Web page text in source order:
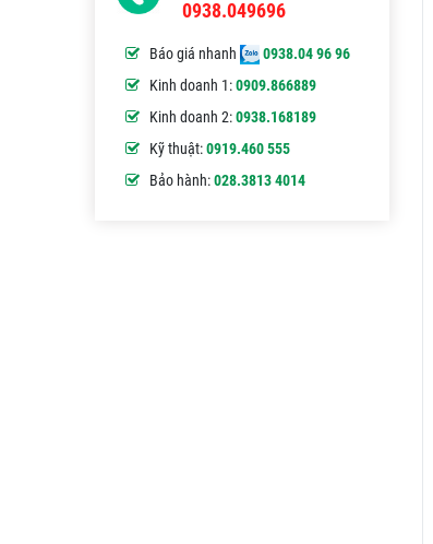
0938.049696
Báo giá nhanh
0938.04 96 96
Kinh doanh 1:0909.866889
Kinh doanh 2:0938.168189
Kỹ thuật:0919.460 555
Bảo hành:028.3813 4014